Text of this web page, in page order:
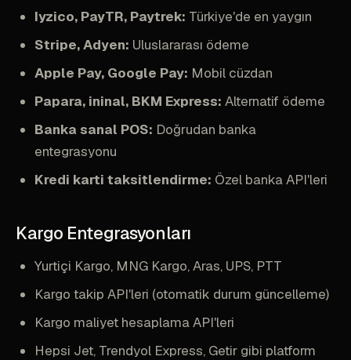
Iyzico, PayTR, Paytrek: Türkiye'de en yaygın
Stripe, Adyen: Uluslararası ödeme
Apple Pay, Google Pay: Mobil cüzdan
Papara, ininal, BKM Express: Alternatif ödeme
Banka sanal POS: Doğrudan banka
entegrasyonu
Kredi karti taksitlendirme: Özel banka API'leri
Kargo Entegrasyonları
Yurtiçi Kargo, MNG Kargo, Aras, UPS, PTT
Kargo takip API'leri (otomatik durum güncelleme)
Kargo maliyet hesaplama API'leri
Hepsi Jet, Trendyol Express, Getir gibi platform